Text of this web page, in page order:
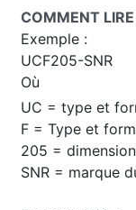
COMMENT LIRE
Exemple :
UCF205-SNR
Où
UC = type et
F = Type et
205 =
SNR = marque